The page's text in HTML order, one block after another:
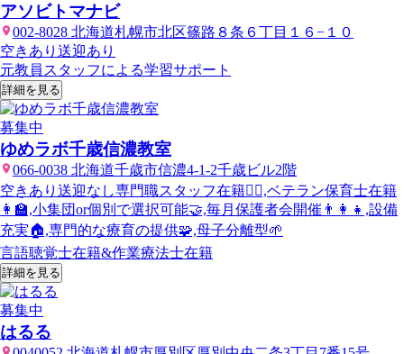
アソビトマナビ
002-8028 北海道札幌市北区篠路８条６丁目１６−１０
空きあり 送迎あり
元教員スタッフによる学習サポート
詳細を見る
募集中
ゆめラボ千歳信濃教室
066-0038 北海道千歳市信濃4-1-2千歳ビル2階
空きあり 送迎なし専門職スタッフ在籍👩‍⚕️,ベテラン保育士在籍
👩‍🏫,小集団or個別で選択可能🤝,毎月保護者会開催👨‍👩‍👧,設備
充実🏠,専門的な療育の提供🧩,母子分離型🌱
言語聴覚士在籍&作業療法士在籍
詳細を見る
募集中
はるる